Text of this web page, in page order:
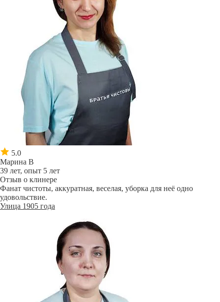
5.0
Марина В
39 лет, опыт 5 лет
Отзыв о клинере
Фанат чистоты, аккуратная, веселая, уборка для неё одно
удовольствие.
Улица 1905 года